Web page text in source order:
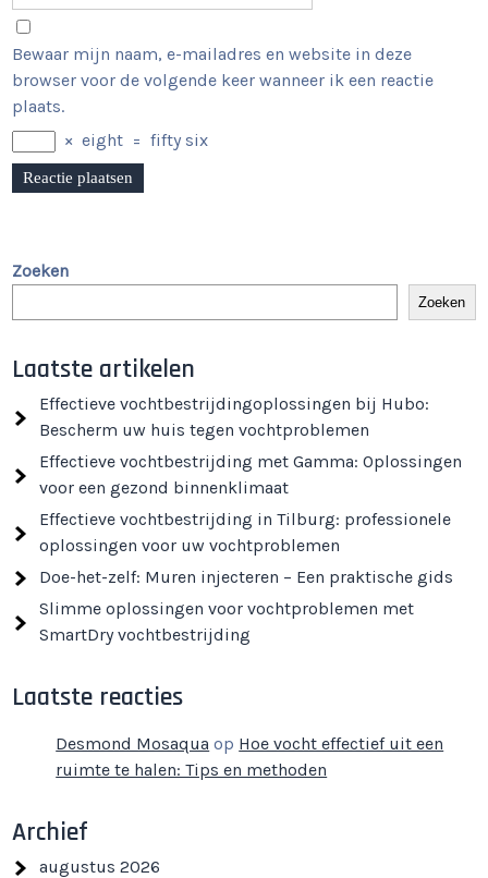
Bewaar mijn naam, e-mailadres en website in deze
browser voor de volgende keer wanneer ik een reactie
plaats.
× eight = fifty six
Zoeken
Zoeken
Laatste artikelen
Effectieve vochtbestrijdingoplossingen bij Hubo:
Bescherm uw huis tegen vochtproblemen
Effectieve vochtbestrijding met Gamma: Oplossingen
voor een gezond binnenklimaat
Effectieve vochtbestrijding in Tilburg: professionele
oplossingen voor uw vochtproblemen
Doe-het-zelf: Muren injecteren – Een praktische gids
Slimme oplossingen voor vochtproblemen met
SmartDry vochtbestrijding
Laatste reacties
Desmond Mosaqua op Hoe vocht effectief uit een
ruimte te halen: Tips en methoden
Archief
augustus 2026